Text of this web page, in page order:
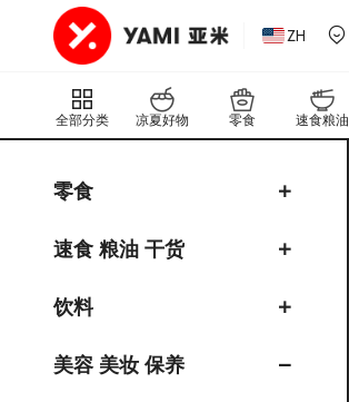
ZH
全部分类 凉夏好物 零食 速食粮油
零食
速食 粮油 干货
饮料
美容 美妆 保养
彩妆 香水
腮红
隔离 妆前乳
底妆 遮瑕 定妆
眉笔 眉粉 染眉膏
眼影 彩妆组合
美甲